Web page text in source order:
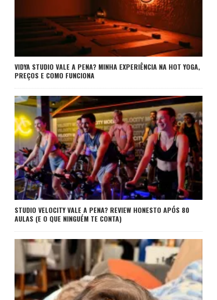
VIDYA STUDIO VALE A PENA? MINHA EXPERIÊNCIA NA HOT YOGA,
PREÇOS E COMO FUNCIONA
STUDIO VELOCITY VALE A PENA? REVIEW HONESTO APÓS 80
AULAS (E O QUE NINGUÉM TE CONTA)